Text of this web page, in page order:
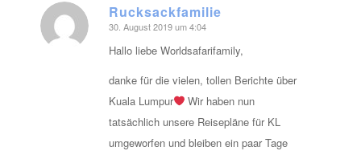
Rucksackfamilie
sagte:
30. August 2019 um 4:04
Hallo liebe Worldsafarifamily,
danke für die vielen, tollen Berichte über
Kuala Lumpur
Wir haben nun
tatsächlich unsere Reisepläne für KL
umgeworfen und bleiben ein paar Tage